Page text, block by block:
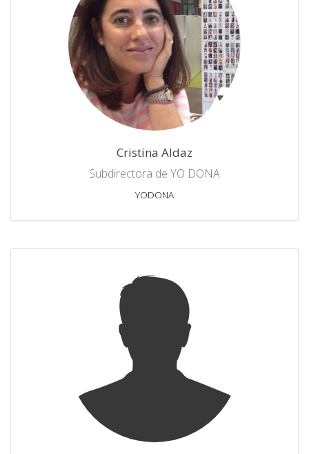
Cristina Aldaz
Subdirectora de YO DONA
YODONA